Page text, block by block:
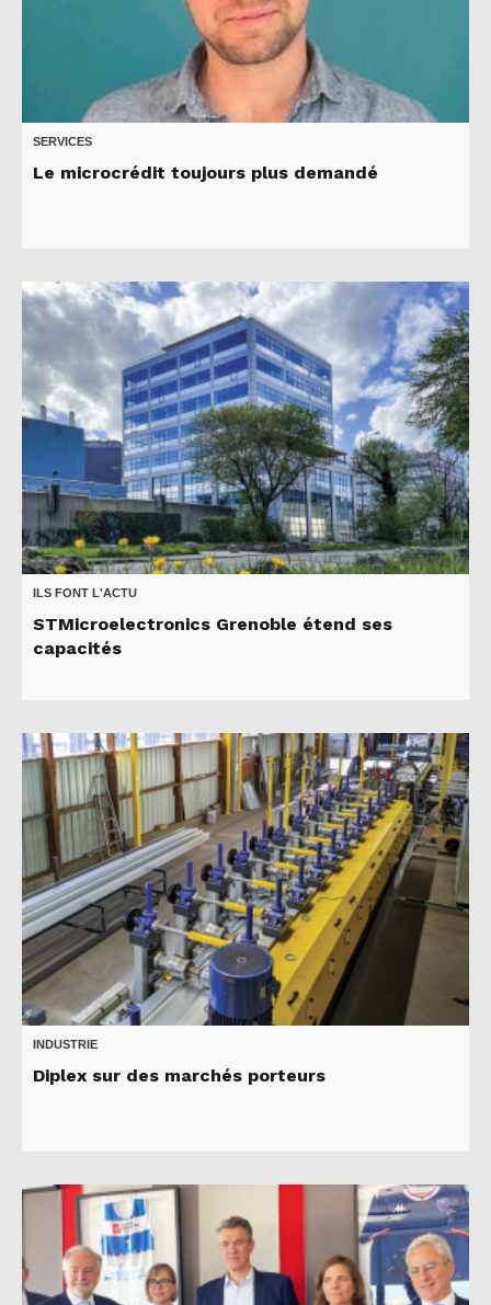
SERVICES
Le microcrédit toujours plus demandé
ILS FONT L'ACTU
STMicroelectronics Grenoble étend ses
capacités
INDUSTRIE
Diplex sur des marchés porteurs